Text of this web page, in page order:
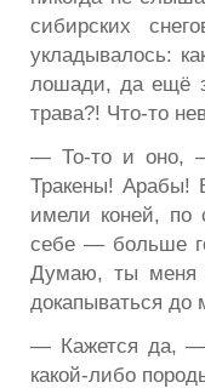
сибирских
укладывалось:
лошади, да ещё
трава?! Что-то
— То-то и оно,
Тракены! Арабы!
имели коней, по
себе — больше
Думаю, ты меня
докапываться до
— Кажется да, —
какой-либо